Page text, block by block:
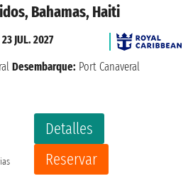
Bahamas, Haiti
Detalles
Reservar
23 JUL. 2027
Desembarque: Port Canaveral